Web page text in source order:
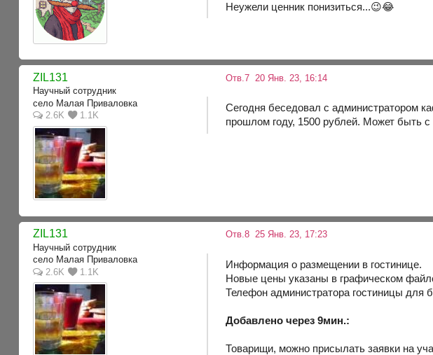
Неужели ценник понизиться...😉😂
ZIL131
Научный сотрудник
село Малая Приваловка
2.6K
1.1K
Отв.7 20 Янв. 23, 16:14
Сегодня беседовал с администратором
прошлом году, 1500 рублей. Может быть
ZIL131
Научный сотрудник
село Малая Приваловка
2.6K
1.1K
Отв.8 25 Янв. 23, 17:23
Информация о размещении в гостинице.
Новые цены указаны в графическом
Телефон администратора гостиницы для
Добавлено через 9мин.:
Товарищи, можно присылать заявки на